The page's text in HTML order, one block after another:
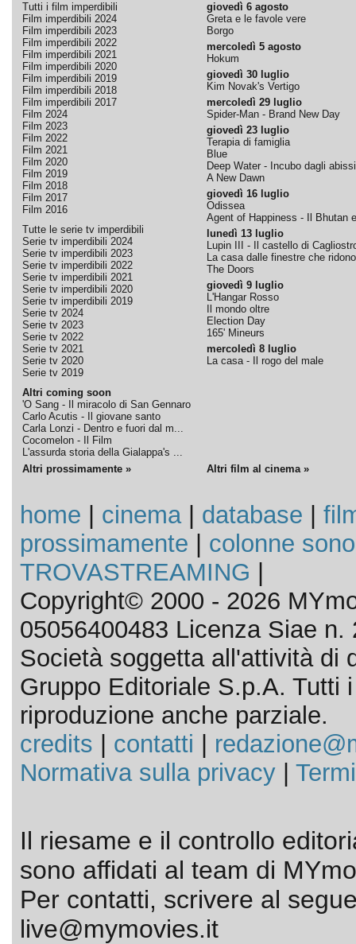
Tutti i film imperdibili
Film imperdibili 2024
Film imperdibili 2023
Film imperdibili 2022
Film imperdibili 2021
Film imperdibili 2020
Film imperdibili 2019
Film imperdibili 2018
Film imperdibili 2017
Film 2024
Film 2023
Film 2022
Film 2021
Film 2020
Film 2019
Film 2018
Film 2017
Film 2016
Tutte le serie tv imperdibili
Serie tv imperdibili 2024
Serie tv imperdibili 2023
Serie tv imperdibili 2022
Serie tv imperdibili 2021
Serie tv imperdibili 2020
Serie tv imperdibili 2019
Serie tv 2024
Serie tv 2023
Serie tv 2022
Serie tv 2021
Serie tv 2020
Serie tv 2019
Altri coming soon
'O Sang - Il miracolo di San Gennaro
Carlo Acutis - Il giovane santo
Carla Lonzi - Dentro e fuori dal m...
Cocomelon - Il Film
L'assurda storia della Gialappa's ...
giovedì 6 agosto
Greta e le favole vere
Borgo
mercoledì 5 agosto
Hokum
giovedì 30 luglio
Kim Novak's Vertigo
mercoledì 29 luglio
Spider-Man - Brand New Day
giovedì 23 luglio
Terapia di famiglia
Blue
Deep Water - Incubo dagli abissi
A New Dawn
giovedì 16 luglio
Odissea
Agent of Happiness - Il Bhutan
lunedì 13 luglio
Lupin III - Il castello di
La casa dalle finestre che ridono
The Doors
giovedì 9 luglio
L'Hangar Rosso
Il mondo oltre
Election Day
165' Mineurs
mercoledì 8 luglio
La casa - Il rogo del male
Altri prossimamente » Altri film al cinema »
home cinema| database
prossimamente
colonne
TROVASTREAMING
Copyright© 2000 - 2026
05056400483 Licenza Siae n.
Società soggetta all'attività di
Gruppo Editoriale S.p.A. Tutti
riproduzione anche parziale.
credits
contatti
Normativa sulla privacy|
Il riesame e il controllo
sono affidati al team di
Per contatti, scrivere al
live@mymovies.it